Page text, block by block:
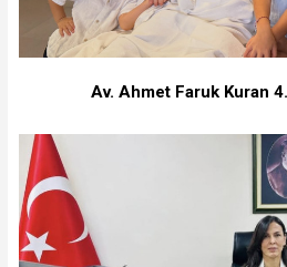
Av. Ahmet Faruk Kuran